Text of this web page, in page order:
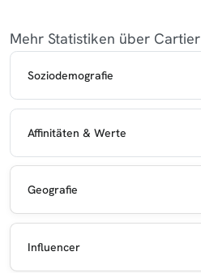
Mehr Statistiken über Cartier
Soziodemografie
Affinitäten & Werte
Geografie
Influencer